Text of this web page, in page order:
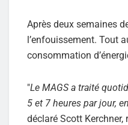
Après deux semaines
l’enfouissement. Tout
consommation
"Le MAGS a traité
5 et 7 heures par jour,
déclaré Scott